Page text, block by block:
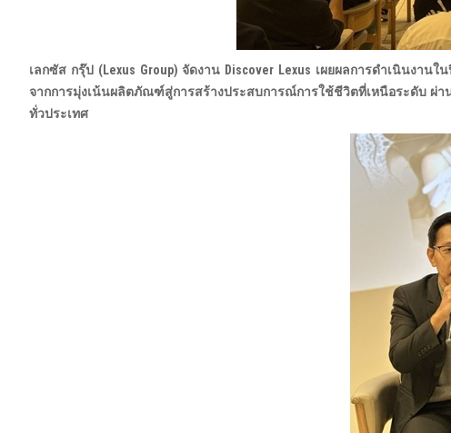
เลกซัส กรุ๊ป (Lexus Group) จัดงาน Discover Lexus เผยผลการดำเนินงา
จากการมุ่งเน้นผลิตภัณฑ์สู่การสร้างประสบการณ์การใช้ชีวิตที่เหนือระดับ ผ่
ทั่วประเทศ